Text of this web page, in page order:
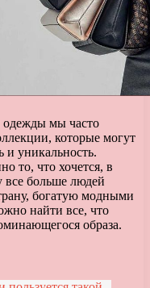
одежды мы часто
которые могут
и уникальность.
то, что хочется, в
больше людей
богатую модными
найти все, что
образа.